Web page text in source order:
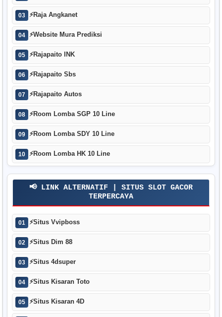
03 ⚡Raja Angkanet
04 ⚡Website Mura Prediksi
05 ⚡Rajapaito INK
06 ⚡Rajapaito Sbs
07 ⚡Rajapaito Autos
08 ⚡Room Lomba SGP 10 Line
09 ⚡Room Lomba SDY 10 Line
10 ⚡Room Lomba HK 10 Line
📢 LINK ALTERNATIF | SITUS SLOT GACOR
TERPERCAYA
01 ⚡Situs Vvipboss
02 ⚡Situs Dim 88
03 ⚡Situs 4dsuper
04 ⚡Situs Kisaran Toto
05 ⚡Situs Kisaran 4D